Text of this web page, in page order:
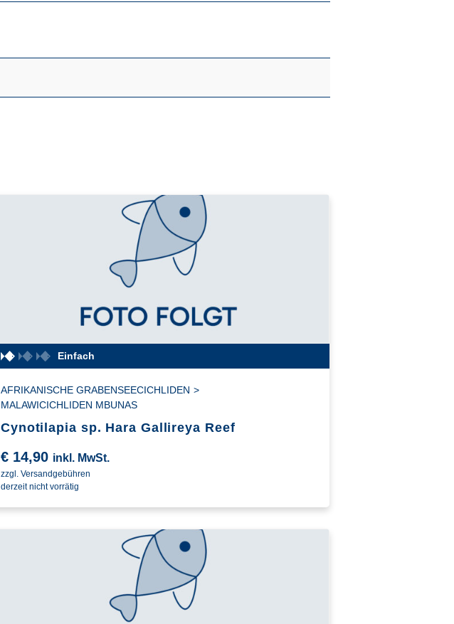
Einfach
AFRIKANISCHE GRABENSEECICHLIDEN >
MALAWICICHLIDEN MBUNAS
Cynotilapia sp. Hara Gallireya Reef
€14,90 inkl. MwSt.
zzgl. Versandgebühren
derzeit nicht vorrätig